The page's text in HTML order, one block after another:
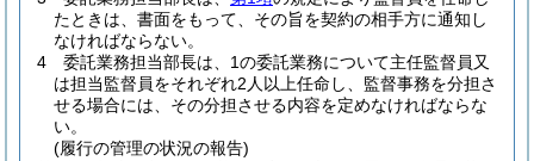
たときは、書面をもって、その旨を契約の相手方に通知し
なければならない。
4
委託業務担当部長は、1の委託業務について主任監督員又
は担当監督員をそれぞれ2人以上任命し、監督事務を分担さ
せる場合には、その分担させる内容を定めなければならな
い。
(履行の管理の状況の報告)